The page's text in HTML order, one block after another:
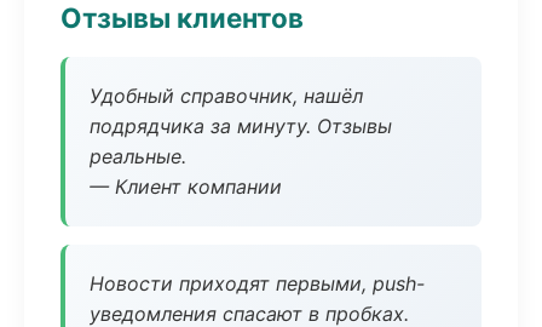
Отзывы клиентов
Удобный справочник, нашёл
подрядчика за минуту. Отзывы
реальные.
— Клиент компании
Новости приходят первыми, push-
уведомления спасают в пробках.